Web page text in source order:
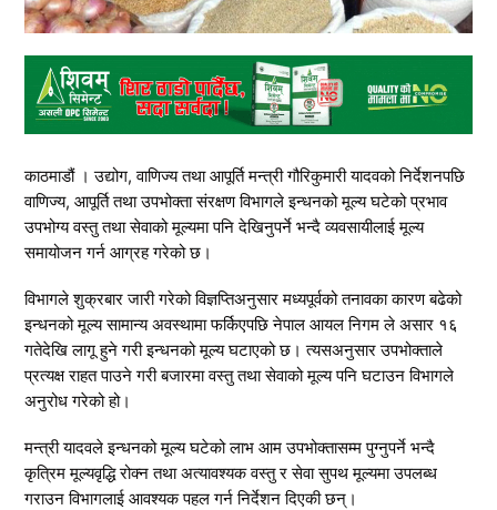
काठमाडौं । उद्योग, वाणिज्य तथा आपूर्ति मन्त्री गौरिकुमारी यादवको निर्देशनपछि
वाणिज्य, आपूर्ति तथा उपभोक्ता संरक्षण विभागले इन्धनको मूल्य घटेको प्रभाव
उपभोग्य वस्तु तथा सेवाको मूल्यमा पनि देखिनुपर्ने भन्दै व्यवसायीलाई मूल्य
समायोजन गर्न आग्रह गरेको छ।
विभागले शुक्रबार जारी गरेको विज्ञप्तिअनुसार मध्यपूर्वको तनावका कारण बढेको
इन्धनको मूल्य सामान्य अवस्थामा फर्किएपछि नेपाल आयल निगम ले असार १६
गतेदेखि लागू हुने गरी इन्धनको मूल्य घटाएको छ। त्यसअनुसार उपभोक्ताले
प्रत्यक्ष राहत पाउने गरी बजारमा वस्तु तथा सेवाको मूल्य पनि घटाउन विभागले
अनुरोध गरेको हो।
मन्त्री यादवले इन्धनको मूल्य घटेको लाभ आम उपभोक्तासम्म पुग्नुपर्ने भन्दै
कृत्रिम मूल्यवृद्धि रोक्न तथा अत्यावश्यक वस्तु र सेवा सुपथ मूल्यमा उपलब्ध
गराउन विभागलाई आवश्यक पहल गर्न निर्देशन दिएकी छन्।